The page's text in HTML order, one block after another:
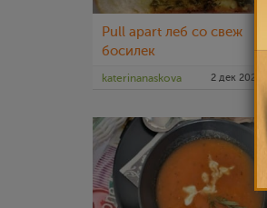
Pull apart леб со свеж
босилек
katerinanaskova 2 дек 2022